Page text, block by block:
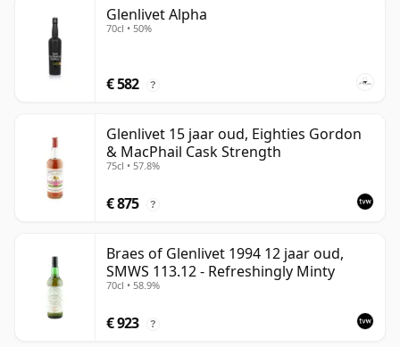
Glenlivet Alpha
70cl • 50%
€ 582 ?
Glenlivet 15 jaar oud, Eighties Gordon
& MacPhail Cask Strength
75cl • 57.8%
€ 875 ?
Braes of Glenlivet 1994 12 jaar oud,
SMWS 113.12 - Refreshingly Minty
70cl • 58.9%
€ 923 ?